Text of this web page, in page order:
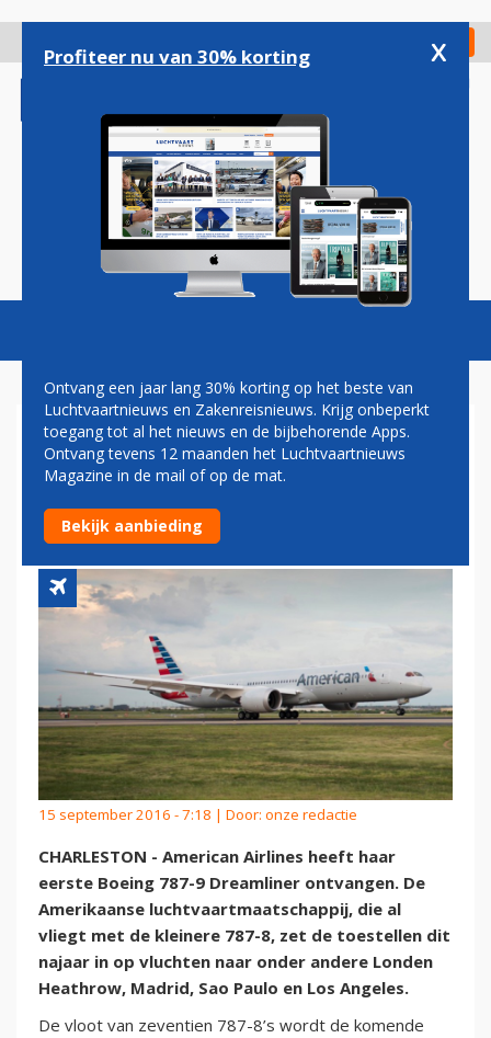
gaan
Check in
Magazine Podcasts Vacatures
AMERICAN AIRLINES
ONTVANGT EERSTE BOEING
787-9 DREAMLINER
15 september 2016 - 7:18 | Door: onze redactie
CHARLESTON - American Airlines heeft haar
eerste Boeing 787-9 Dreamliner ontvangen. De
Amerikaanse luchtvaartmaatschappij, die al
vliegt met de kleinere 787-8, zet de toestellen dit
najaar in op vluchten naar onder andere Londen
Heathrow, Madrid, Sao Paulo en Los Angeles.
De vloot van zeventien 787-8’s wordt de komende
Profiteer nu van 30% korting x
Ontvang een jaar lang 30% korting op het beste van
Luchtvaartnieuws en Zakenreisnieuws. Krijg onbeperkt
toegang tot al het nieuws en de bijbehorende Apps.
Ontvang tevens 12 maanden het Luchtvaartnieuws
Magazine in de mail of op de mat.
Bekijk aanbieding